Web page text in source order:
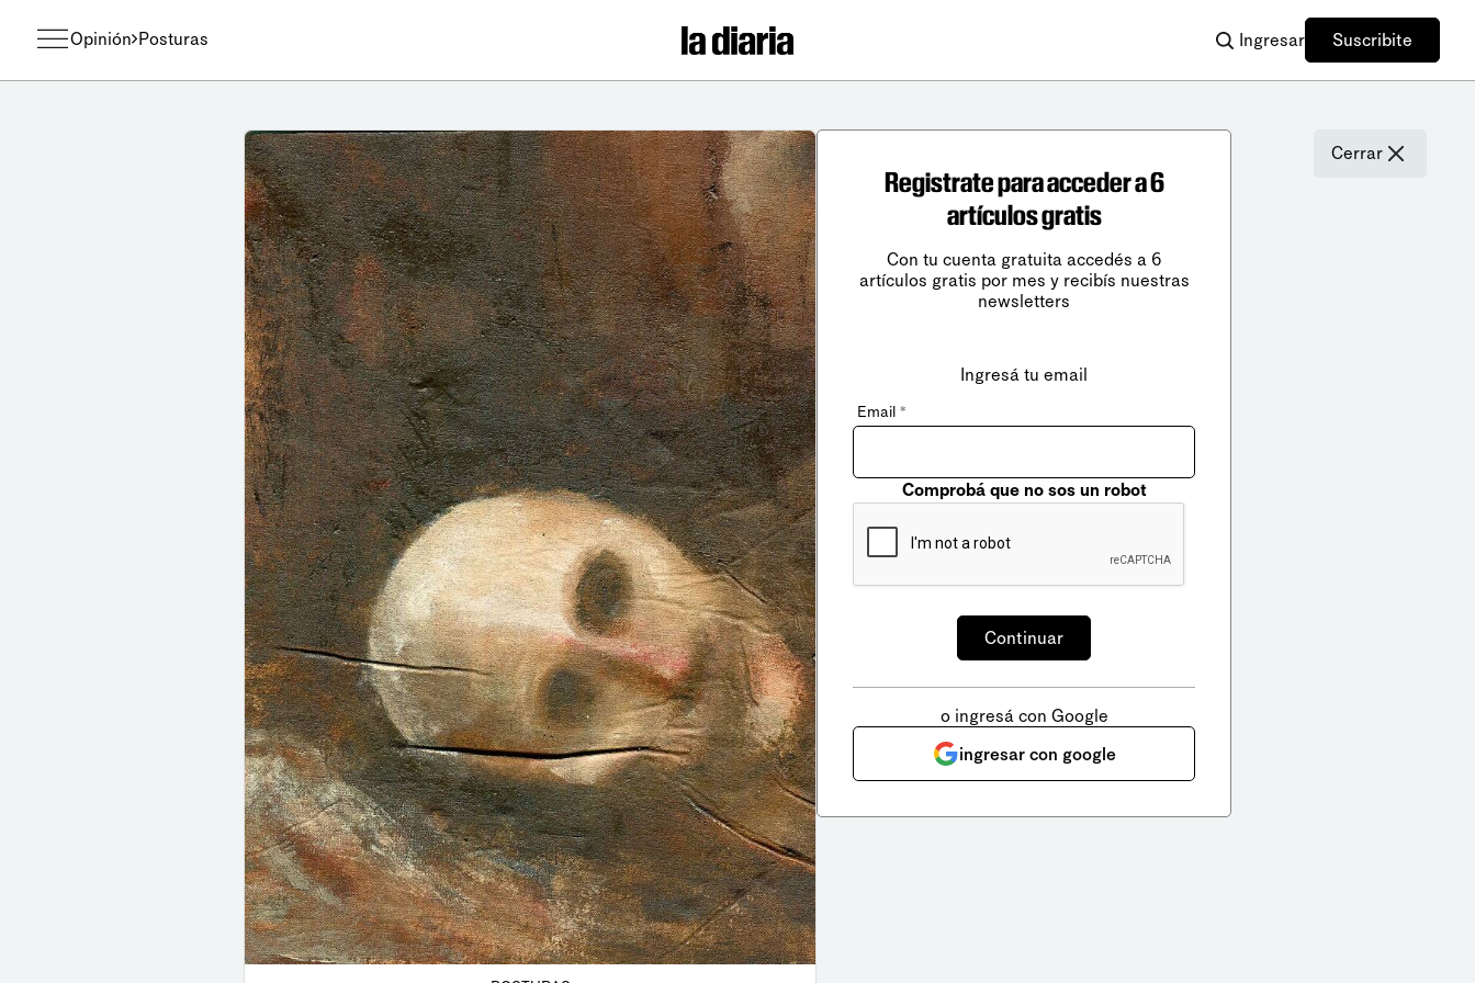
Opinión Posturas Ingresar Suscribite
Cerrar
Registrate para acceder a 6
artículos gratis
Con tu cuenta gratuita accedés a 6
artículos gratis por mes y recibís nuestras
newsletters
Ingresá tu email
Email *
Comprobá que no sos un robot
o ingresá con Google
ingresar con google